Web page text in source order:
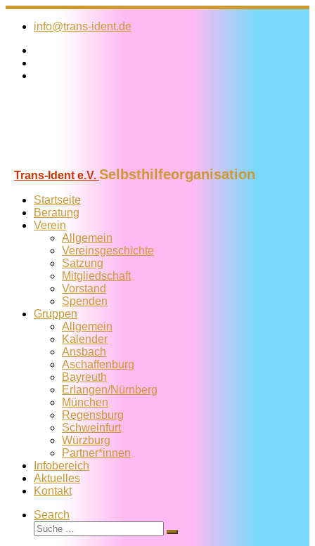
Zum
Inhalt
info@trans-ident.de
Trans-Ident e.V. Selbsthilfeorganisation
Startseite
Beratung
Verein
Allgemein
Vereins­geschichte
Satzung
Mitglied­schaft
Vorstand
Spenden
Gruppen
Allgemein
Kalender
Ansbach
Aschaffenburg
Bayreuth
Erlangen/Nürnberg
München
Regensburg
Schweinfurt
Würzburg
Partner*innen
Infobereich
Aktuelles
Kontakt
Search
Suche
Suche